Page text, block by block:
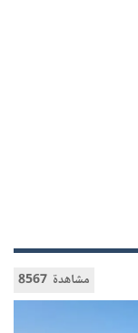
8567 مشاهدة